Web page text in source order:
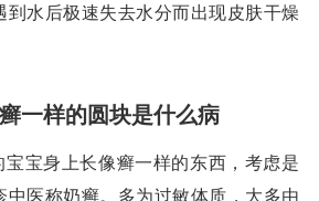
到水后极速失去水分而出现皮肤干燥
一样的圆块是什么病
宝身上长像癣一样的东西，考虑是
中医称奶癣。多为过敏体质，大多由